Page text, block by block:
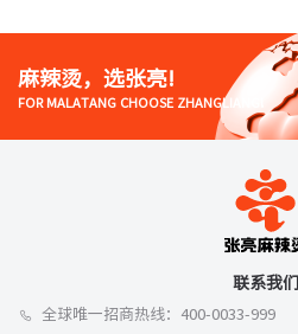
麻辣烫，选张亮!
FOR MALATANG CHOOSE ZHANGLIANG!
联系我们
全球唯一招商热线：400-0033-999